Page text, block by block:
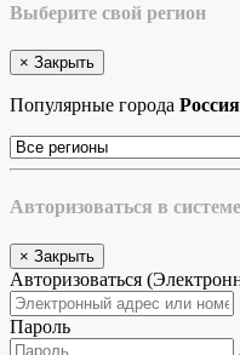
Выберите свой регион
× Закрыть
Популярные города Россия
Авторизоваться в системе
× Закрыть
Авторизоваться
Пароль